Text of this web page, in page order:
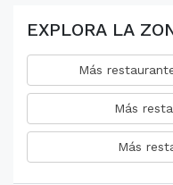
EXPLORA LA
Más
Más
Más